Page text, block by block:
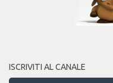
ISCRIVITI AL CANALE